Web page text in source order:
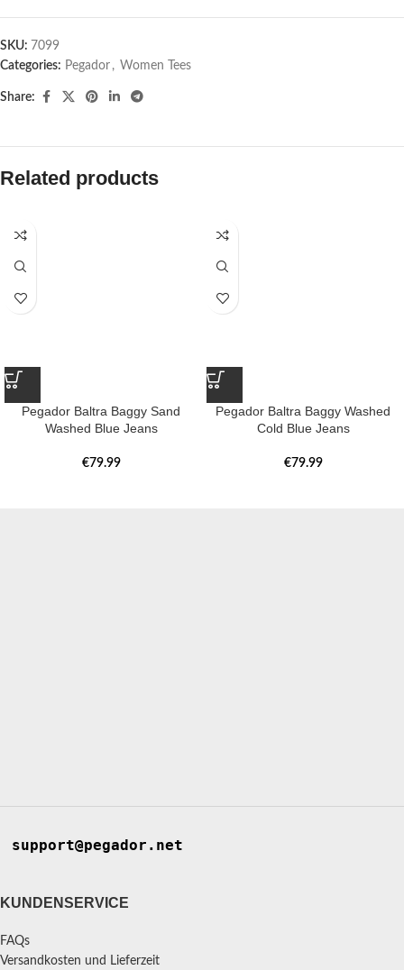
SKU: 7099
Categories: Pegador​ , Women Tees
Share:
Related products
Pegador Baltra Baggy Sand
Washed Blue Jeans
€79.99
Pegador Baltra Baggy Washed
Cold Blue Jeans
€79.99
support@pegador.net
KUNDENSERVICE
FAQs
Versandkosten und Lieferzeit